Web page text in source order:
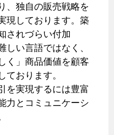
、独自の販売戦略を
現しております。築
されづらい付加
い言語ではなく、
く」商品価値を顧客
おります。
を実現するには豊富
力とコミュニケーシ